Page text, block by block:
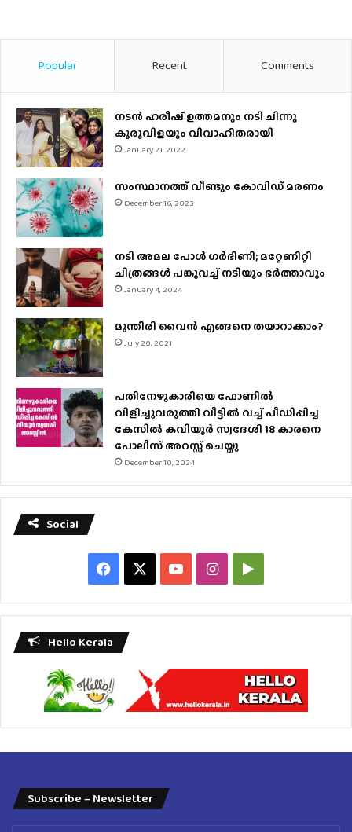
Popular Recent Comments
നടന്‍ ഹരീഷ് ഉത്തമനും നടി ചിന്നു
കുരുവിളയും വിവാഹിതരായി
January 21, 2022
സംസ്ഥാനത്ത് വീണ്ടും കോവിഡ് മരണം
December 16, 2023
നടി അമല പോൾ ​ഗർഭിണി; മറ്റേണിറ്റി
ചിത്രങ്ങള്‍ പങ്കുവച്ച് നടിയും ഭർത്താവും
January 4, 2024
മുന്തിരി വൈന്‍ എങ്ങനെ തയാറാക്കാം?
July 20, 2021
പതിനേഴുകാരിയെ ഫോണിൽ
വിളിച്ചുവരുത്തി വീട്ടിൽ വച്ച് പീഡിപ്പിച്ച
കേസിൽ കവിയൂർ സ്വദേശി 18 കാരനെ
പോലീസ് അറസ്റ്റ് ചെയ്തു
December 10, 2024
Social
Facebook YouTubeInstagramGoogle
Play
Hello Kerala
Subscribe – Newsletter